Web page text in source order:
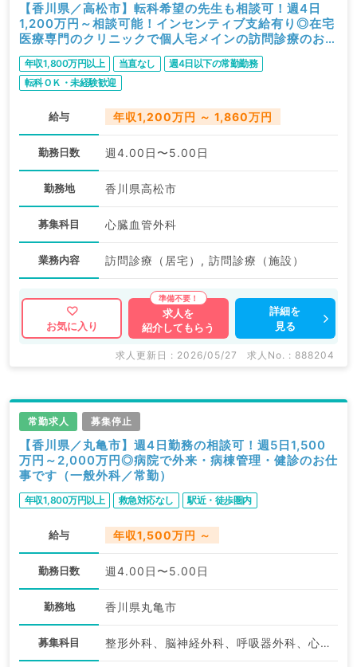
【香川県／高松市】転科希望の先生も相談可！週4日
1,200万円～相談可能！インセンティブ支給有り◎在宅
医療専門のクリニックで個人宅メインの訪問診療のお仕
事です（心臓血管外科／常勤）
年収1,800万円以上 当直なし
週4日以下の常勤勤務
転科ＯＫ・未経験歓迎
給与 年収1,200万円 ～ 1,860万円
勤務日数 週4.00日〜5.00日
勤務地 香川県高松市
募集科目 心臓血管外科
業務内容 訪問診療（居宅）, 訪問診療（施設）
お気に入り
求人を
紹介してもらう
詳細を
見る
求人更新日 : 2026/05/27 求人No. : 888204
常勤求人 募集停止
【香川県／丸亀市】週4日勤務の相談可！週5日1,500
万円～2,000万円◎病院で外来・病棟管理・健診のお仕
事です（一般外科／常勤）
年収1,800万円以上 救急対応なし 駅近・徒歩圏内
給与 年収1,500万円 ～
勤務日数 週4.00日〜5.00日
勤務地 香川県丸亀市
募集科目 整形外科、脳神経外科、呼吸器外科、心臓血管外科、外科系全般、一般外科、消化器外科